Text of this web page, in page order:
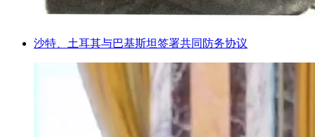
沙特、土耳其与巴基斯坦签署共同防务协议